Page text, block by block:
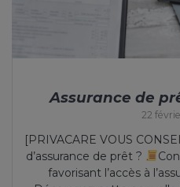
Assurance de
22
[PRIVACARE VOUS
d’assurance de prêt ?
favorisant l’accès à